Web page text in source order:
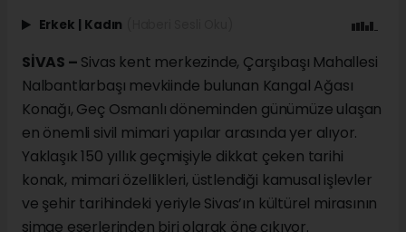
Erkek Kadın
SİVAS – Sivas kent merkezinde, Çarşıbaşı Mahallesi
Nalbantlarbaşı mevkiinde bulunan Kangal Ağası
Konağı, Geç Osmanlı döneminden günümüze ulaşan
en önemli sivil mimari yapılar arasında yer alıyor.
Yaklaşık 150 yıllık geçmişiyle dikkat çeken tarihi
konak, mimari özellikleri, üstlendiği kamusal işlevler
ve şehir tarihindeki yeriyle Sivas’ın kültürel mirasının
simge eserlerinden biri olarak öne çıkıyor.